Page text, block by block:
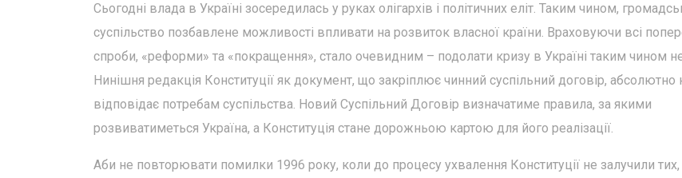
Сьогодні влада в Україні зосередилась у руках олігархів і політичних еліт. Таким чином,
суспільство позбавлене можливості впливати на розвиток власної країни. Враховуючи всі
спроби, «реформи» та «покращення», стало очевидним – подолати кризу в Україні таким чином
Нинішня редакція Конституції як документ, що закріплює чинний суспільний договір, абсолютно
відповідає потребам суспільства. Новий Суспільний Договір визначатиме правила, за якими
розвиватиметься Україна, а Конституція стане дорожньою картою для його реалізації.
Аби не повторювати помилки 1996 року, коли до процесу ухвалення Конституції не залучили тих,